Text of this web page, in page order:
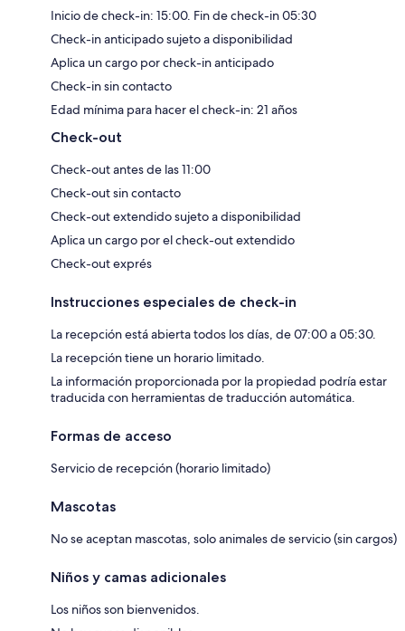
Inicio de check-in: 15:00. Fin de check-in 05:30
Check-in anticipado sujeto a disponibilidad
Aplica un cargo por check-in anticipado
Check-in sin contacto
Edad mínima para hacer el check-in: 21 años
Check-out
Check-out antes de las 11:00
Check-out sin contacto
Check-out extendido sujeto a disponibilidad
Aplica un cargo por el check-out extendido
Check-out exprés
Instrucciones especiales de check-in
La recepción está abierta todos los días, de 07:00 a 05:30.
La recepción tiene un horario limitado.
La información proporcionada por la propiedad podría estar
traducida con herramientas de traducción automática.
Formas de acceso
Servicio de recepción (horario limitado)
Mascotas
No se aceptan mascotas, solo animales de servicio (sin cargos)
Niños y camas adicionales
Los niños son bienvenidos.